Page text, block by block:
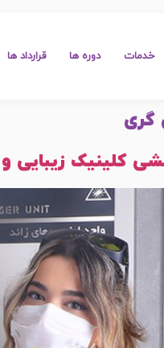
خدمات دوره ها قرارداد ها
گری
کلینیک